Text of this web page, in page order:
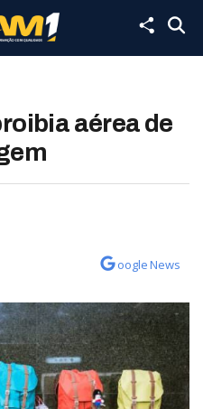
aérea de
oogle News